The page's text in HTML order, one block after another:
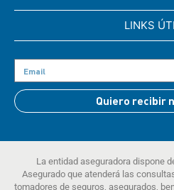
LINKS
Quiero recibir
La entidad aseguradora dispone
Asegurado que atenderá las
tomadores de seguros, asegurados,